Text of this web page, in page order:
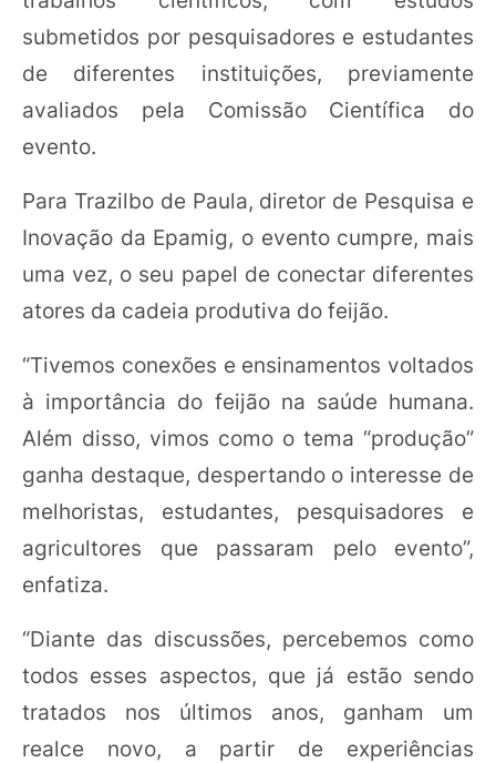
submetidos por pesquisadores e estudantes
de diferentes instituições, previamente
avaliados pela Comissão Científica do
evento.
Para Trazilbo de Paula, diretor de Pesquisa e
Inovação da Epamig, o evento cumpre, mais
uma vez, o seu papel de conectar diferentes
atores da cadeia produtiva do feijão.
“Tivemos conexões e ensinamentos voltados
à importância do feijão na saúde humana.
Além disso, vimos como o tema “produção”
ganha destaque, despertando o interesse de
melhoristas, estudantes, pesquisadores e
agricultores que passaram pelo evento”,
enfatiza.
“Diante das discussões, percebemos como
todos esses aspectos, que já estão sendo
tratados nos últimos anos, ganham um
realce novo, a partir de experiências